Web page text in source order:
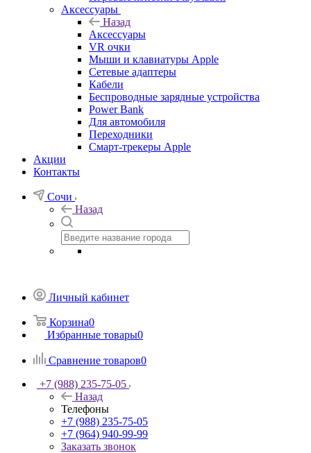
Аксессуары
Назад
Аксессуары
VR очки
Мыши и клавиатуры Apple
Сетевые адаптеры
Кабели
Беспроводные зарядные устройства
Power Bank
Для автомобиля
Переходники
Смарт-трекеры Apple
Акции
Контакты
Сочи
Назад
Личный кабинет
Корзина0
Избранные товары0
Сравнение товаров0
+7 (988) 235-75-05
Назад
Телефоны
+7 (988) 235-75-05
+7 (964) 940-99-99
Заказать звонок